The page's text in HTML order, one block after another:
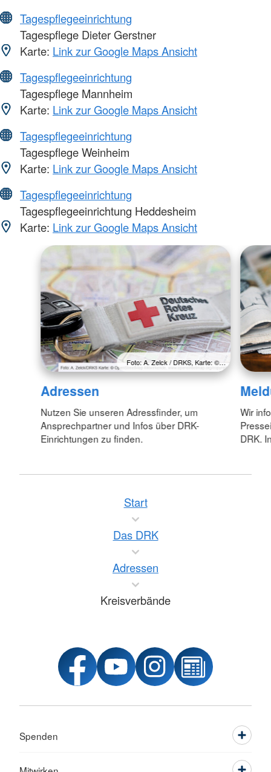
Tagespflegeeinrichtung
Tagespflege Dieter Gerstner
Karte: Link zur Google Maps Ansicht
Tagespflegeeinrichtung
Tagespflege Mannheim
Karte: Link zur Google Maps Ansicht
Tagespflegeeinrichtung
Tagespflege Weinheim
Karte: Link zur Google Maps Ansicht
Tagespflegeeinrichtung
Tagespflegeeinrichtung Heddesheim
Karte: Link zur Google Maps Ansicht
Foto: A. Zelck / DRKS, Karte: ©…
Adressen
Nutzen Sie unseren Adressfinder, um
Ansprechpartner und Infos über DRK-
Einrichtungen zu finden.
Wir
DRK.
Start
Das DRK
Adressen
Kreisverbände
Spenden